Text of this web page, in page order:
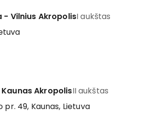
- Vilnius AkropolisI aukštas
AkropolisII aukštas
pr. 49, Kaunas, Lietuva